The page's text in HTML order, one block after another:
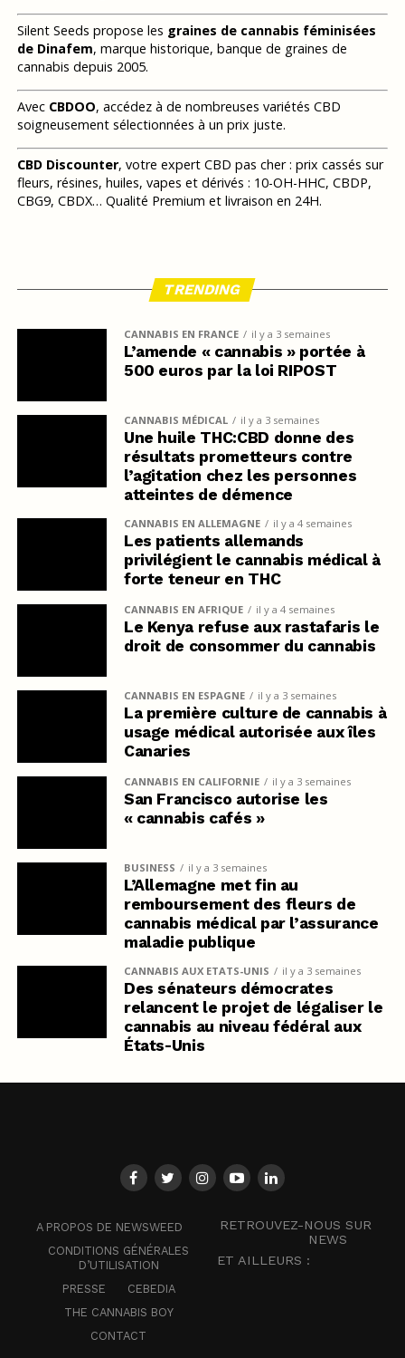
Silent Seeds propose les graines de cannabis féminisées
de Dinafem, marque historique, banque de graines de
cannabis depuis 2005.
Avec CBDOO, accédez à de nombreuses variétés CBD
soigneusement sélectionnées à un prix juste.
CBD Discounter, votre expert CBD pas cher : prix cassés sur
fleurs, résines, huiles, vapes et dérivés : 10-OH-HHC, CBDP,
CBG9, CBDX… Qualité Premium et livraison en 24H.
TRENDING
CANNABIS EN FRANCE il y a 3 semaines
L’amende « cannabis » portée à
500 euros par la loi RIPOST
CANNABIS MÉDICAL il y a 3 semaines
Une huile THC:CBD donne des
résultats prometteurs contre
l’agitation chez les personnes
atteintes de démence
CANNABIS EN ALLEMAGNE il y a 4 semaines
Les patients allemands
privilégient le cannabis médical à
forte teneur en THC
CANNABIS EN AFRIQUE il y a 4 semaines
Le Kenya refuse aux rastafaris le
droit de consommer du cannabis
CANNABIS EN ESPAGNE il y a 3 semaines
La première culture de cannabis à
usage médical autorisée aux îles
Canaries
CANNABIS EN CALIFORNIE il y a 3 semaines
San Francisco autorise les
« cannabis cafés »
BUSINESS il y a 3 semaines
L’Allemagne met fin au
remboursement des fleurs de
cannabis médical par l’assurance
maladie publique
CANNABIS AUX ETATS-UNIS il y a 3 semaines
Des sénateurs démocrates
relancent le projet de légaliser le
cannabis au niveau fédéral aux
États-Unis
A PROPOS DE NEWSWEED
CONDITIONS GÉNÉRALES
D’UTILISATION
PRESSE
CEBEDIA
THE CANNABIS BOY
CONTACT
RETROUVEZ-NOUS SUR
NEWS
ET AILLEURS :